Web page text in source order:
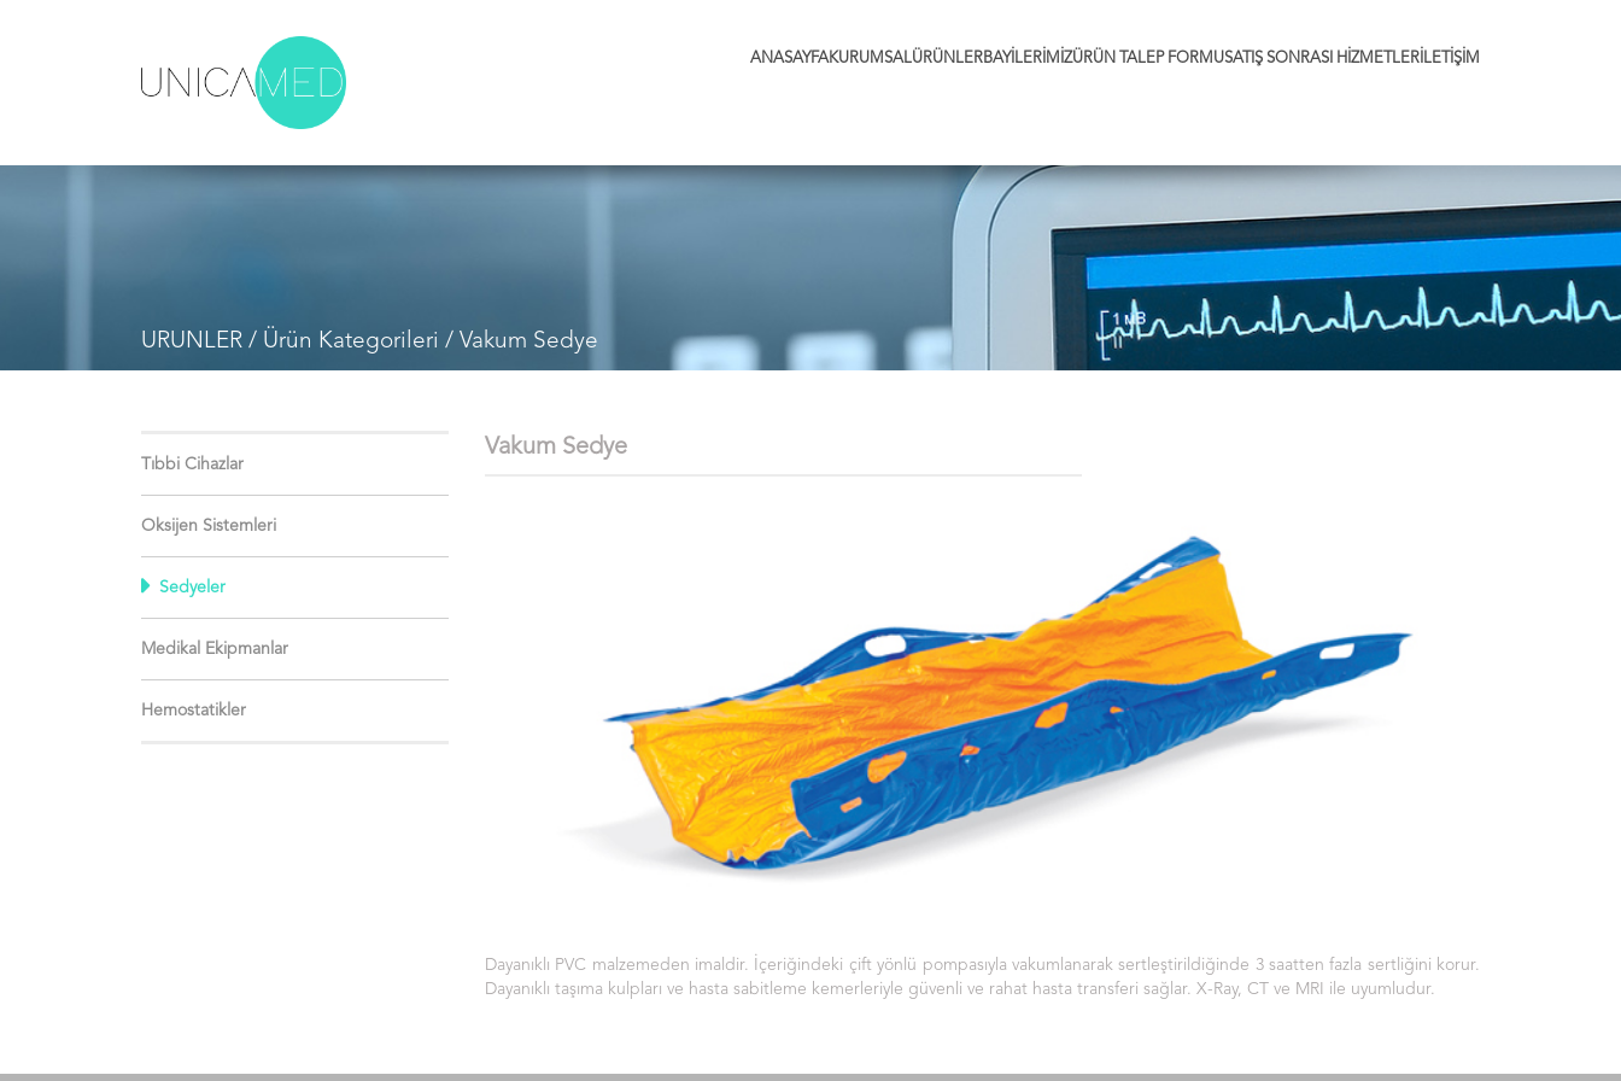
ANASAYFAKURUMSALÜRÜNLERBAYİLERİMİZÜRÜN TALEP FORMUSATIŞ SONRASI HİZMETLER İLETİŞİM
URUNLER / Ürün Kategorileri / Vakum Sedye
Tıbbi Cihazlar
Oksijen Sistemleri
Sedyeler
Medikal Ekipmanlar
Hemostatikler
Vakum Sedye
Dayanıklı PVC malzemeden imaldir. İçeriğindeki çift yönlü pompasıyla vakumlanarak sertleştirildiğinde 3 saatten fazla sertliğini korur.
Dayanıklı taşıma kulpları ve hasta sabitleme kemerleriyle güvenli ve rahat hasta transferi sağlar. X-Ray, CT ve MRI ile uyumludur.